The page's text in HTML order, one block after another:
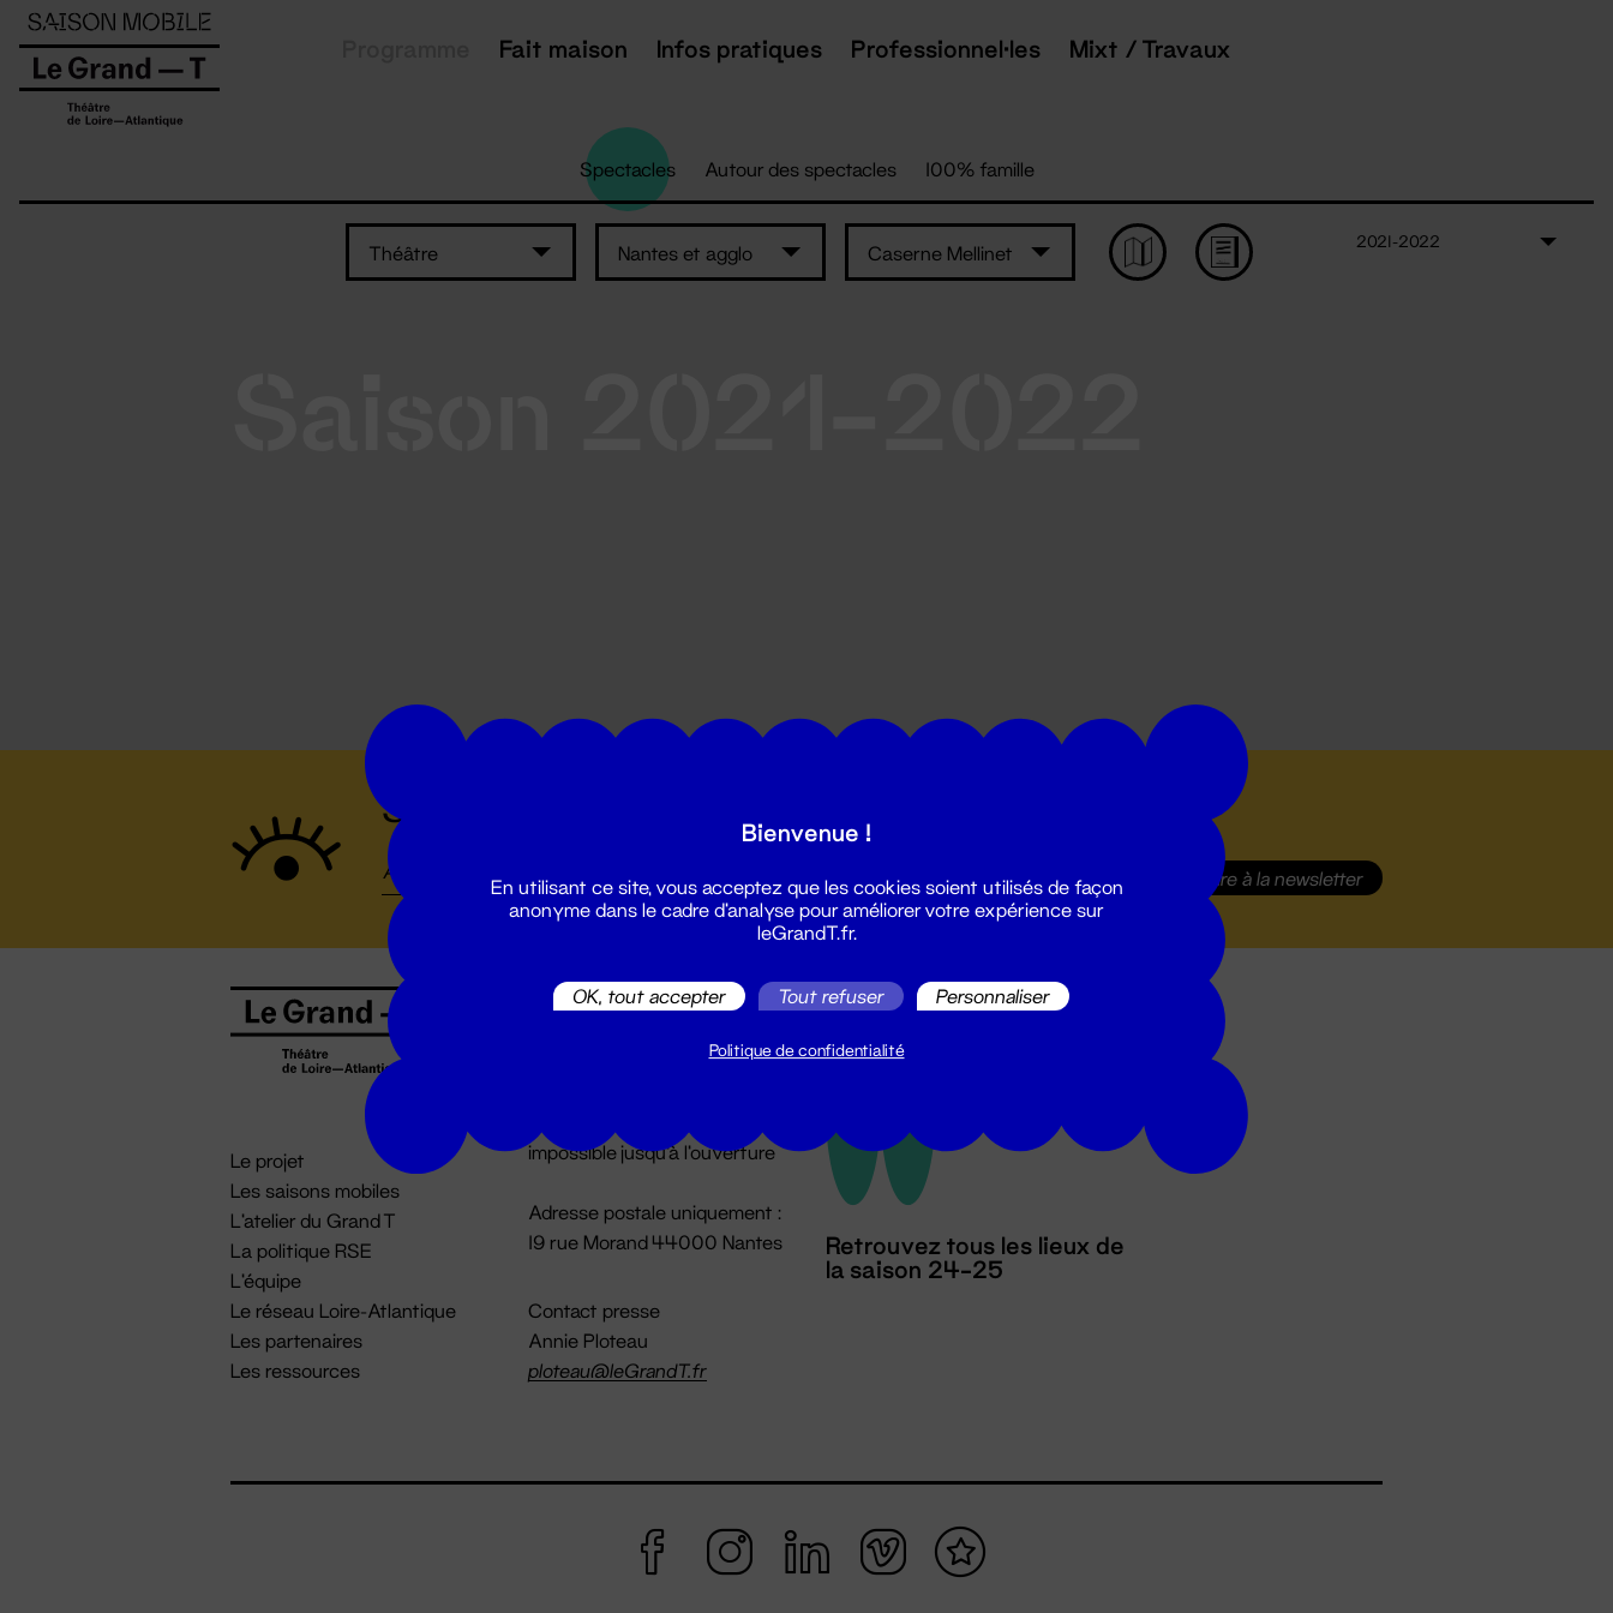
Fait maison Infos pratiques Professionnel·les Mixt / Travaux
Spectacles Autour des spectacles 100% famille
Théâtre Nantes et agglo Caserne Mellinet
2021-2022
Suivez toutes les actualités du Grand T :
S'inscrire à la newsletter
Le projet
Les saisons mobiles
L'atelier du Grand T
La politique RSE
L'équipe
Le réseau Loire-Atlantique
Les partenaires
Les ressources
Billetterie
billetterie@leGrandT.fr
impossible jusqu'à l'ouverture
Adresse postale uniquement :
19 rue Morand 44000 Nantes
Contact presse
Annie Ploteau
ploteau@leGrandT.fr
Retrouvez tous les lieux de
la saison 24-25
Panneau de gestion des cookies
Bienvenue !
En utilisant ce site, vous acceptez que les cookies soient utilisés de façon
anonyme dans le cadre d'analyse pour améliorer votre expérience sur
leGrandT.fr.
OK, tout accepter Tout refuser Personnaliser
Politique de confidentialité